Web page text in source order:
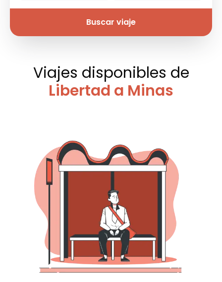
Buscar viaje
Viajes disponibles de
Libertad a Minas